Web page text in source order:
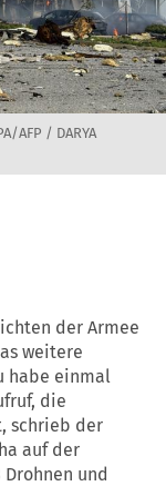
AFP / DARYA
der Armee
weitere
habe einmal
die
schrieb der
auf der
und